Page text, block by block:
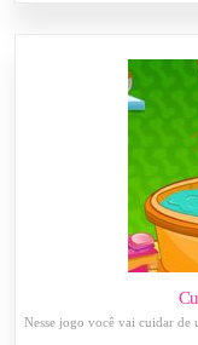
Nesse jogo você vai cuidar de